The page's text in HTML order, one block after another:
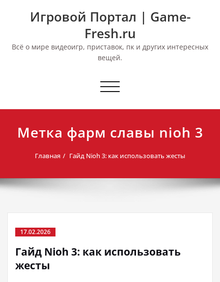
Игровой Портал | Game-
Fresh.ru
Всё о мире видеоигр, приставок, пк и других интересных
вещей.
Переключить
Метка фарм славы nioh 3
Главная Гайд Nioh 3: как использовать жесты
17.02.2026
Гайд Nioh 3: как использовать
жесты